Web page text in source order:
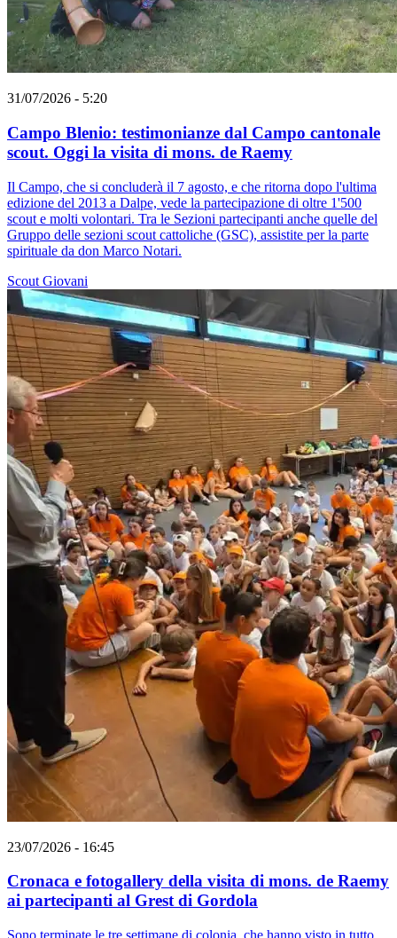
31/07/2026 - 5:20
Campo Blenio: testimonianze dal Campo cantonale
scout. Oggi la visita di mons. de Raemy
Il Campo, che si concluderà il 7 agosto, e che ritorna dopo l'ultima
edizione del 2013 a Dalpe, vede la partecipazione di oltre 1'500
scout e molti volontari. Tra le Sezioni partecipanti anche quelle del
Gruppo delle sezioni scout cattoliche (GSC), assistite per la parte
spirituale da don Marco Notari.
Scout Giovani
23/07/2026 - 16:45
Cronaca e fotogallery della visita di mons. de Raemy
ai partecipanti al Grest di Gordola